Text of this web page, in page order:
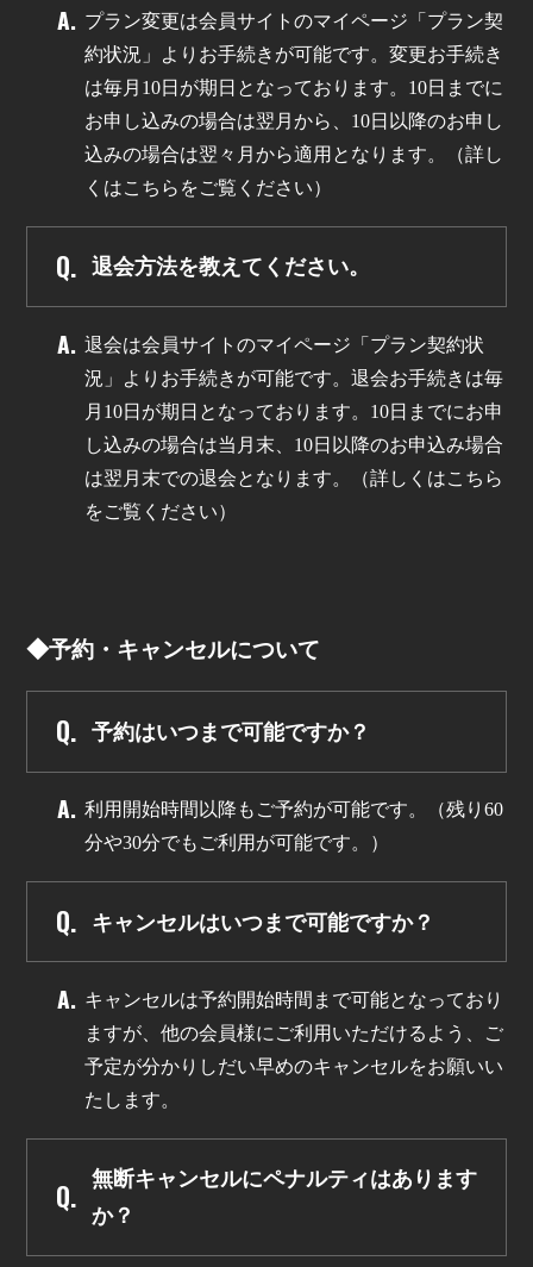
プラン変更は会員サイトのマイページ「プラン契
約状況」よりお手続きが可能です。変更お手続き
は毎月10日が期日となっております。10日までに
お申し込みの場合は翌月から、10日以降のお申し
込みの場合は翌々月から適用となります。（詳し
くはこちらをご覧ください）
退会方法を教えてください。
退会は会員サイトのマイページ「プラン契約状
況」よりお手続きが可能です。退会お手続きは毎
月10日が期日となっております。10日までにお申
し込みの場合は当月末、10日以降のお申込み場合
は翌月末での退会となります。（詳しくはこちら
をご覧ください）
◆予約・キャンセルについて
予約はいつまで可能ですか？
利用開始時間以降もご予約が可能です。（残り60
分や30分でもご利用が可能です。）
キャンセルはいつまで可能ですか？
キャンセルは予約開始時間まで可能となっており
ますが、他の会員様にご利用いただけるよう、ご
予定が分かりしだい早めのキャンセルをお願いい
たします。
無断キャンセルにペナルティはあります
か？